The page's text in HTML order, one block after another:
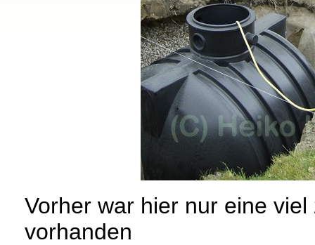
Vorher war hier nur eine
vorhanden